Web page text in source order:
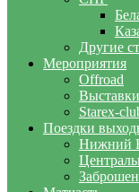
Другие
Мероприятия
Offroad
Starex-
Поездки
Нижний